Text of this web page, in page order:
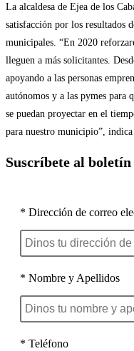
La alcaldesa de Ejea de los
satisfacción por los resultados
municipales. “En 2020
lleguen a más solicitantes.
apoyando a las personas
autónomos y a las pymes para
se puedan proyectar en el
para nuestro municipio”, indica
Suscríbete al boletín
* Dirección de correo
* Nombre y Apellidos
* Teléfono